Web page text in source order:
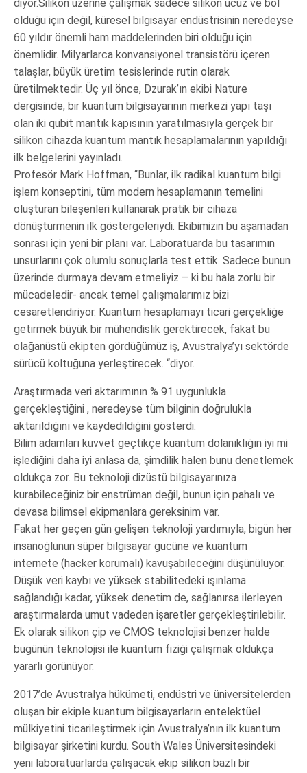
diyor.Silikon üzerine çalışmak sadece silikon ucuz ve bol
olduğu için değil, küresel bilgisayar endüstrisinin neredeyse
60 yıldır önemli ham maddelerinden biri olduğu için
önemlidir. Milyarlarca konvansiyonel transistörü içeren
talaşlar, büyük üretim tesislerinde rutin olarak
üretilmektedir. Üç yıl önce, Dzurak’ın ekibi Nature
dergisinde, bir kuantum bilgisayarının merkezi yapı taşı
olan iki qubit mantık kapısının yaratılmasıyla gerçek bir
silikon cihazda kuantum mantık hesaplamalarının yapıldığı
ilk belgelerini yayınladı.
Profesör Mark Hoffman, “Bunlar, ilk radikal kuantum bilgi
işlem konseptini, tüm modern hesaplamanın temelini
oluşturan bileşenleri kullanarak pratik bir cihaza
dönüştürmenin ilk göstergeleriydi. Ekibimizin bu aşamadan
sonrası için yeni bir planı var. Laboratuarda bu tasarımın
unsurlarını çok olumlu sonuçlarla test ettik. Sadece bunun
üzerinde durmaya devam etmeliyiz – ki bu hala zorlu bir
mücadeledir- ancak temel çalışmalarımız bizi
cesaretlendiriyor. Kuantum hesaplamayı ticari gerçekliğe
getirmek büyük bir mühendislik gerektirecek, fakat bu
olağanüstü ekipten gördüğümüz iş, Avustralya’yı sektörde
sürücü koltuğuna yerleştirecek. “diyor.
Araştırmada veri aktarımının % 91 uygunlukla
gerçekleştiğini , neredeyse tüm bilginin doğrulukla
aktarıldığını ve kaydedildiğini gösterdi.
Bilim adamları kuvvet geçtikçe kuantum dolanıklığın iyi mi
işlediğini daha iyi anlasa da, şimdilik halen bunu denetlemek
oldukça zor. Bu teknoloji dizüstü bilgisayarınıza
kurabileceğiniz bir enstrüman değil, bunun için pahalı ve
devasa bilimsel ekipmanlara gereksinim var.
Fakat her geçen gün gelişen teknoloji yardımıyla, bigün her
insanoğlunun süper bilgisayar gücüne ve kuantum
internete (hacker korumalı) kavuşabileceğini düşünülüyor.
Düşük veri kaybı ve yüksek stabilitedeki ışınlama
sağlandığı kadar, yüksek denetim de, sağlanırsa ilerleyen
araştırmalarda umut vadeden işaretler gerçekleştirilebilir.
Ek olarak silikon çip ve CMOS teknolojisi benzer halde
bugünün teknolojisi ile kuantum fiziği çalışmak oldukça
yararlı görünüyor.
2017’de Avustralya hükümeti, endüstri ve üniversitelerden
oluşan bir ekiple kuantum bilgisayarların entelektüel
mülkiyetini ticarileştirmek için Avustralya’nın ilk kuantum
bilgisayar şirketini kurdu. South Wales Üniversitesindeki
yeni laboratuarlarda çalışacak ekip silikon bazlı bir